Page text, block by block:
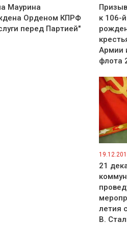
Маурина
Орденом КПРФ
перед Партией"
к 106-
Армии
флота
21
летия
В.